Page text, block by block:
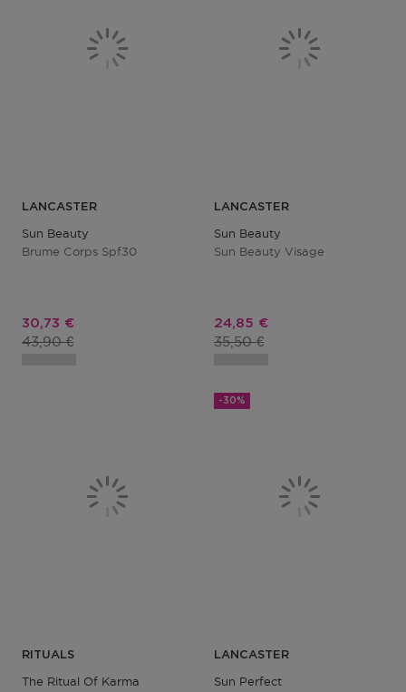
LANCASTER
Sun Beauty
Brume Corps Spf30
Prix promotionnel
30,73 €
Prix du produit
43,90 €
LANCASTER
Sun Beauty
Sun Beauty Visage
Prix promotionnel
24,85 €
Prix du produit
35,50 €
RITUALS
The Ritual Of Karma
-30%
LANCASTER
Sun Perfect